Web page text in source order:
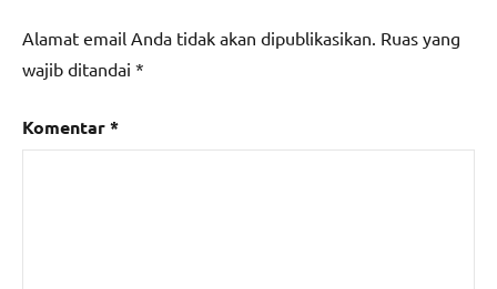
Alamat email Anda tidak akan dipublikasikan. Ruas yang
wajib ditandai *
Komentar*